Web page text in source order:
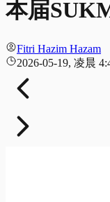
本届
Fitri Hazim Hazam
2026-05-19, 凌晨